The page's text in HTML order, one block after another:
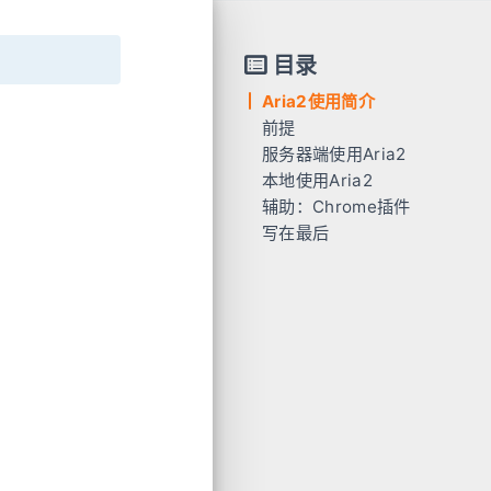
目录
Aria2使用简介
前提
服务器上使用前提
在本地Mac系统使用前提
在本地Windows系统使用前提
服务器端使用Aria2
设置AriaNg
下载到服务器
从服务器传回本地
本地使用Aria2
启动Aria2主服务
配置AriaNG
辅助：Chrome插件
写在最后